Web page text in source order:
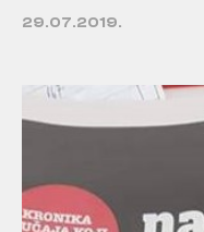
29.07.2019.